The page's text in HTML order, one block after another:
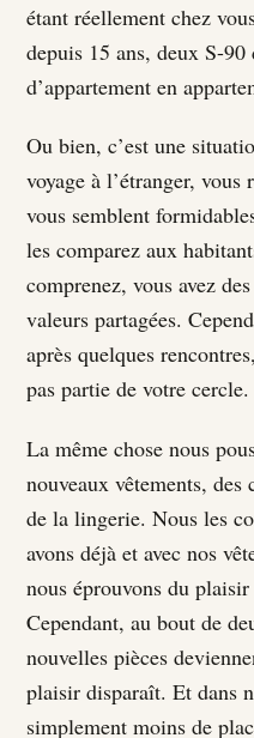
étant réellement chez
depuis 15 ans, deux S-90
d’appartement en
Ou bien, c’est une
voyage à l’étranger, vous
vous semblent
les comparez aux
comprenez, vous avez
valeurs partagées.
après quelques
pas partie de votre cercle.
La même chose nous
nouveaux vêtements, des
de la lingerie. Nous les
avons déjà et avec nos
nous éprouvons du
Cependant, au bout de
nouvelles pièces
plaisir disparaît. Et dans
simplement moins de